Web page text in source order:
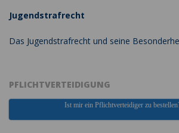
Jugendstrafrecht
Das Jugendstrafrecht und seine
PFLICHTVERTEIDIGUNG
Ist mir ein Pflichtverteidiger zu